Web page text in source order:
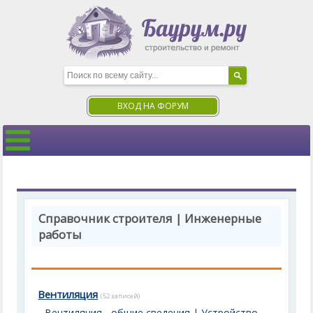
ВХОД НА ФОРУМ
Справочник строителя | Инженерные
работы
Вентиляция (52 записей)